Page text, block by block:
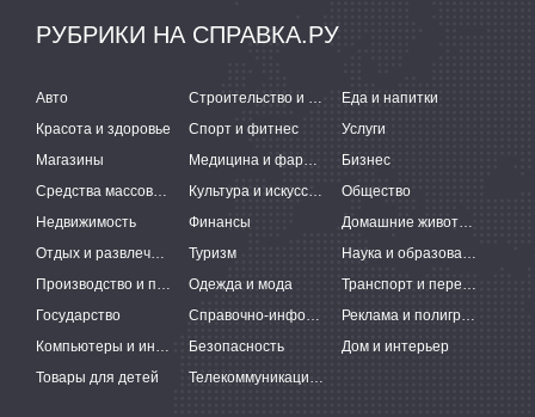
РУБРИКИ НА СПРАВКА.РУ
Авто Строительство и ремонт
Еда и напитки
Красота и здоровье
Спорт и фитнес
Услуги
Магазины
Медицина и фармацевтика
Бизнес
Средства массовой информации
Культура и искусство
Общество
Недвижимость
Финансы
Домашние животные
Отдых и развлечения
Туризм
Наука и образование
Производство и поставки
Одежда и мода
Транспорт и перевозки
Государство
Справочно-информационные системы
Реклама и полиграфия
Компьютеры и интернет
Безопасность
Дом и интерьер
Товары для детей
Телекоммуникации и связь